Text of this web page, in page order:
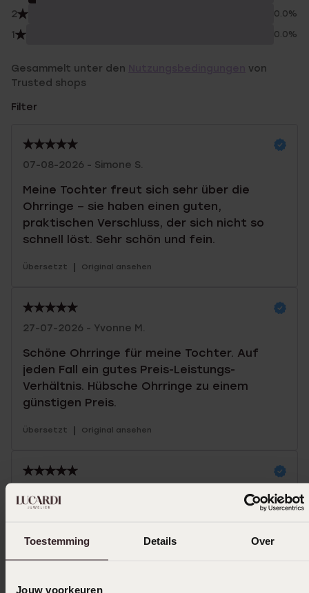
Toestemming Details Over
Jouw voorkeuren
2 0.0%
1 0.0%
Gesammelt unter den
von
Trusted shops
Filter
07-08-2026 - Simone S.
Meine Tochter freut sich sehr über die
Ohrringe – sie haben einen guten,
praktischen Verschluss, der sich nicht so
schnell löst. Sehr schön und fein.
Übersetzt | Original ansehen
27-07-2026 - Yvonne M.
Schöne Ohrringe für meine Tochter. Auf
jeden Fall ein gutes Preis-Leistungs-
Verhältnis. Hübsche Ohrringe zu einem
günstigen Preis.
Übersetzt | Original ansehen
Ich habe sie für meine Tochter gekauft; es
können nicht herausfallen.